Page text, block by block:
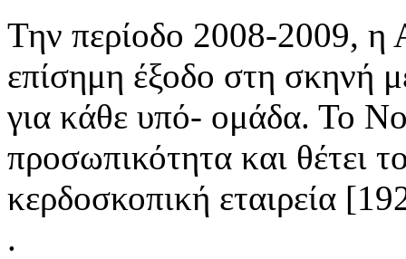
Την περίοδο 2008-2009, η
επίσημη έξοδο στη σκηνή
για κάθε υπό- ομάδα. Το
προσωπικότητα και θέτει
κερδοσκοπική εταιρεία
.